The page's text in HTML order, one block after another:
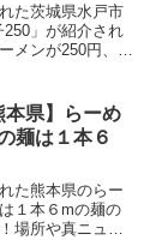
た茨城県水戸市
250」が紹介され
メンが250円、餃
本県】らーめ
麺は１本６
た熊本県のらー
１本６mの麺の
場所や真ニュー